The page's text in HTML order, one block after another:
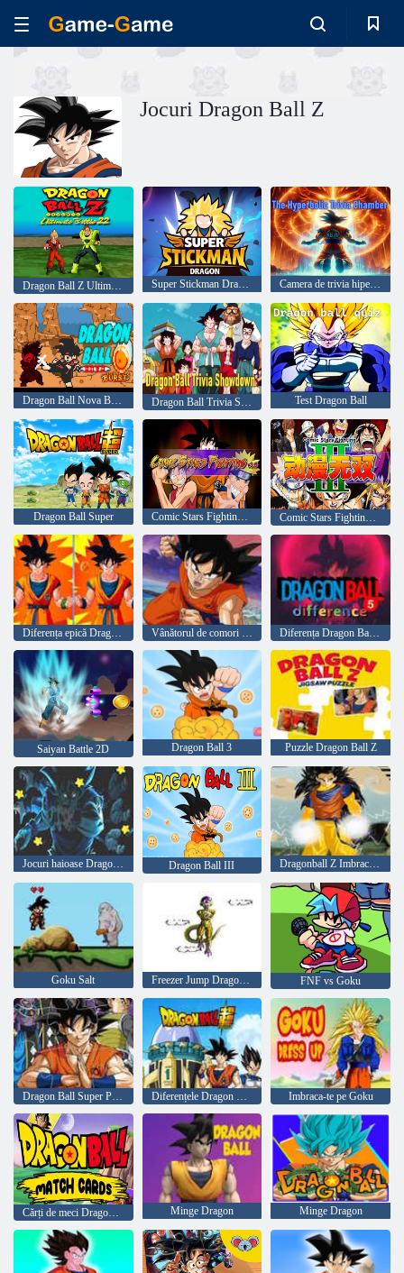
Jocuri Dragon Ball Z
Dragon Ball Z Ultimate Battle 22 Super Stickman Dragon Camera de trivia hiperbolică
Dragon Ball Nova Burst Test Dragon Ball
Dragon Ball Super Comic Stars Fighting 3. 6 Comic Stars Fighting 3. 2
Diferența epică Dragon Ball Z Vânătorul de comori Dragon Ball Diferența Dragon Ball 5
Saiyan Battle 2D Dragon Ball 3 Puzzle Dragon Ball Z
Jocuri haioase Dragon Ball Dragon Ball III Dragonball Z Imbraca-te
Goku Salt Freezer Jump Dragon Ball Z FNF vs Goku
Dragon Ball Super Puzzle Diferențele Dragon Ball Super 7 Imbraca-te pe Goku
Minge Dragon Minge Dragon